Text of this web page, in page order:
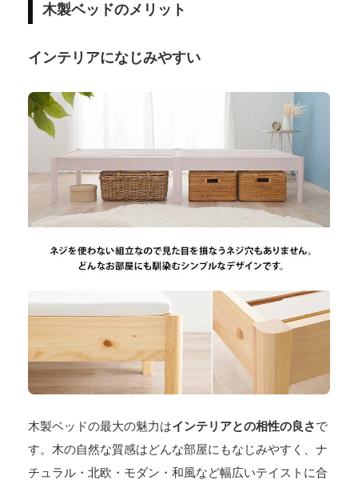
木製ベッドのメリット
インテリアになじみやすい
木製ベッドの最大の魅力はインテリアとの相性の良さで
す。木の自然な質感はどんな部屋にもなじみやすく、ナ
チュラル・北欧・モダン・和風など幅広いテイストに合